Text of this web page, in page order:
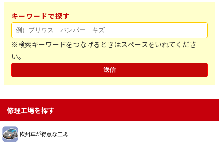
キーワードで探す
※検索キーワードをつなげるときはスペースをいれてくださ
い。
修理工場を探す
欧州車が得意な工場